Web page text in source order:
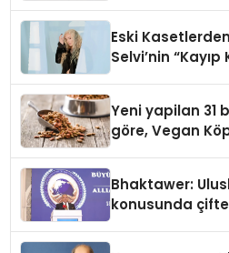
Eski
Selvi’nin
Yeni yapilan 31
göre, Vegan
Bhaktawer:
konusunda